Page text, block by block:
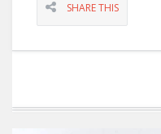
SHARE THIS